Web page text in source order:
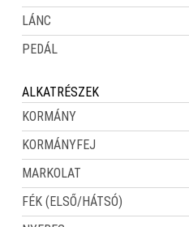
LÁNC
PEDÁL
ALKATRÉSZEK
KORMÁNY
KORMÁNYFEJ
MARKOLAT
FÉK (ELSŐ/HÁTSÓ)